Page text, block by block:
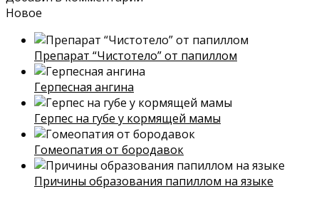
Новое
Препарат “Чистотело” от папиллом
Герпесная ангина
Герпес на губе у кормящей мамы
Гомеопатия от бородавок
Причины образования папиллом на языке